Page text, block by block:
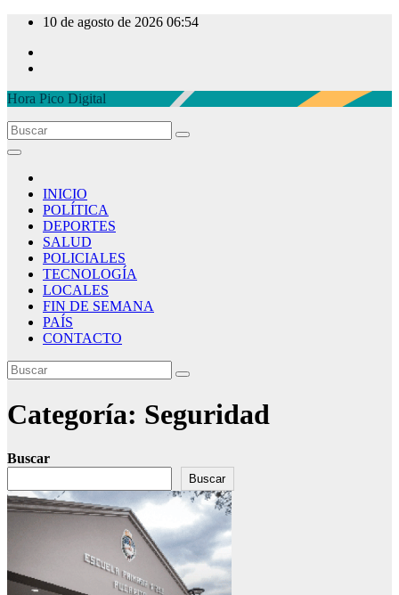
contenido
10 de agosto de 2026 06:54
Hora Pico Digital
INICIO
POLÍTICA
DEPORTES
SALUD
POLICIALES
TECNOLOGÍA
LOCALES
FIN DE SEMANA
PAÍS
CONTACTO
Categoría: Seguridad
Buscar
Buscar